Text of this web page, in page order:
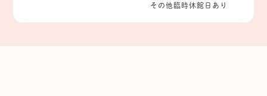
その他臨時休館日あり